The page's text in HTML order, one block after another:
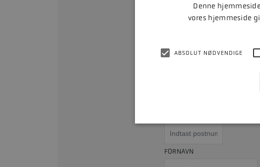
Åbningstider: Man - tors: 07:30 -
FORNAVN
Denne
vores hjemmeside
ABSOLUT NØDVENDIGE